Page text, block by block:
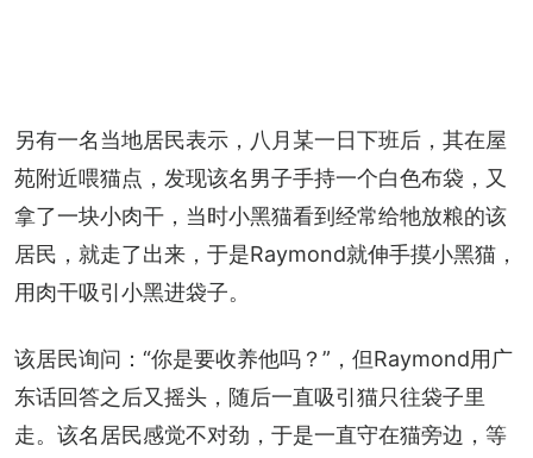
另有一名当地居民表示，八月某一日下班后，其在屋
苑附近喂猫点，发现该名男子手持一个白色布袋，又
拿了一块小肉干，当时小黑猫看到经常给牠放粮的该
居民，就走了出来，于是Raymond就伸手摸小黑猫，
用肉干吸引小黑进袋子。
该居民询问：“你是要收养他吗？”，但Raymond用广
东话回答之后又摇头，随后一直吸引猫只往袋子里
走。该名居民感觉不对劲，于是一直守在猫旁边，等